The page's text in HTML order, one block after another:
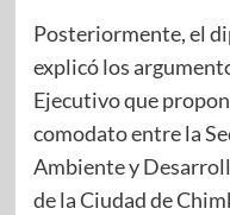
Posteriormente, el
explicó los
Ejecutivo que
comodato entre la
Ambiente y
de la Ciudad de